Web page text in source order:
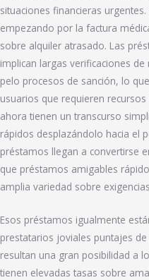
situaciones financieras
empezando por la factura
sobre alquiler atrasado. Las
implican largas verificaciones
pelo procesos de sanción, lo
usuarios que requieren
ahora tienen un transcurso
rápidos desplazándolo hacia el
préstamos llegan a convertirse
que préstamos amigables
amplia variedad sobre
Esos préstamos igualmente
prestatarios joviales puntajes
resultan una gran posibilidad a
tienen elevadas tasas sobre